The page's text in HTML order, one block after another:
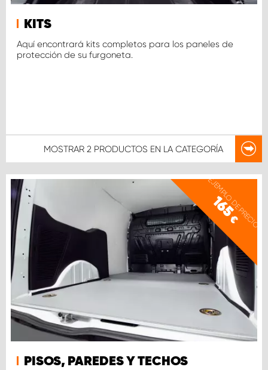
KITS
Aquí encontrará kits completos para los paneles de
protección de su furgoneta.
MOSTRAR 2 PRODUCTOS EN LA CATEGORÍA
EJEMPLO DE PRECIO
165
€
PISOS, PAREDES Y TECHOS